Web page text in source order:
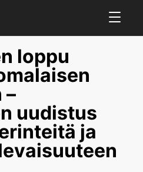
loppu
–
uudistus
ja